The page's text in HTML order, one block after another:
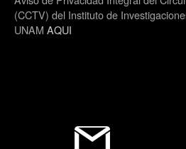
(CCTV) del Instituto de
UNAM AQUI